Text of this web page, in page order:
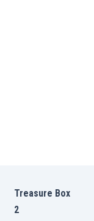
Treasure Box
2